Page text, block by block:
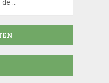
de ...